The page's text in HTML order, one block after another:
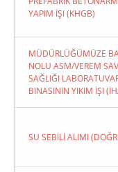
YAPIM İŞI (KHGB)
MÜDÜRLÜĞÜMÜZE
NOLU ASM/VEREM
SAĞLIĞI
BINASININ YIKIM İŞI
SU SEBİLİ ALIMI